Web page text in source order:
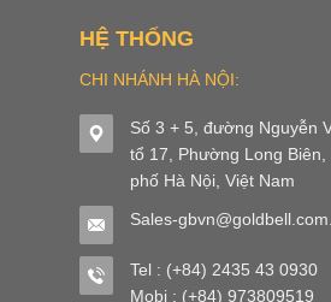
HỆ THỐNG
CHI NHÁNH HÀ NỘI:
Số 3 + 5, đường Nguyễn
tổ 17, Phường Long Biên,
phố Hà Nội, Việt Nam
Sales-
Tel : (+84) 2435 43 0930
Mobi : (+84) 973809519